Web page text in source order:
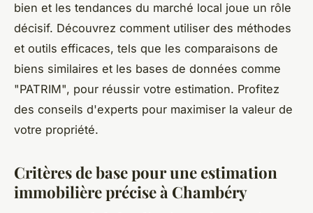
bien et les tendances du marché local joue un rôle
décisif. Découvrez comment utiliser des méthodes
et outils efficaces, tels que les comparaisons de
biens similaires et les bases de données comme
"PATRIM", pour réussir votre estimation. Profitez
des conseils d'experts pour maximiser la valeur de
votre propriété.
Critères de base pour une estimation
immobilière précise à Chambéry